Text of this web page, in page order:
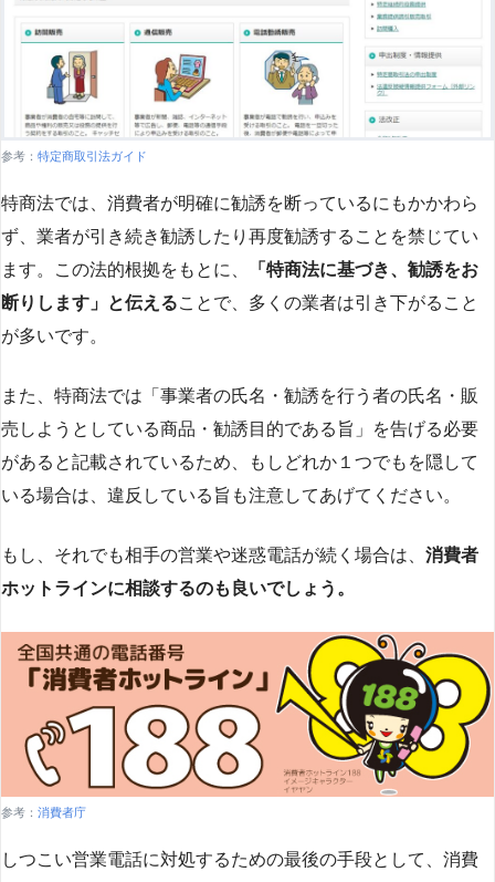
参考： 特定商取引法ガイド
特商法では、消費者が明確に勧誘を断っているにもかかわら
ず、業者が引き続き勧誘したり再度勧誘することを禁じてい
ます。この法的根拠をもとに、
「特商法に基づき、勧誘をお
断りします」と伝えることで、多くの業者は引き下がること
が多いです​​。
また、特商法では「事業者の氏名・勧誘を行う者の氏名・販
売しようとしている商品・勧誘目的である旨」を告げる必要
があると記載されているため、もしどれか１つでもを隠して
いる場合は、違反している旨も注意してあげてください。
もし、それでも相手の営業や迷惑電話が続く場合は、 消費者
ホットラインに相談するのも良いでしょう。
参考： 消費者庁
しつこい営業電話に対処するための最後の手段として、消費